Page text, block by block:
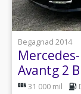
Begagnad 2014
Avantg 2
31 000 mil